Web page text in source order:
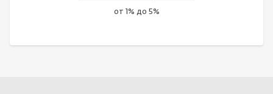
от 1% до 5%